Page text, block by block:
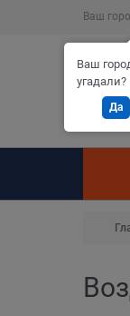
Ваш
Ваш
угадали?
Да